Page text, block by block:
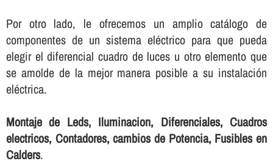
Por otro lado, le ofrecemos un amplio catálogo de
componentes de un sistema eléctrico para que pueda
elegir el diferencial cuadro de luces u otro elemento que
se amolde de la mejor manera posible a su instalación
eléctrica.
Montaje de Leds, Iluminacion, Diferenciales, Cuadros
electricos, Contadores, cambios de Potencia, Fusibles en
Calders.